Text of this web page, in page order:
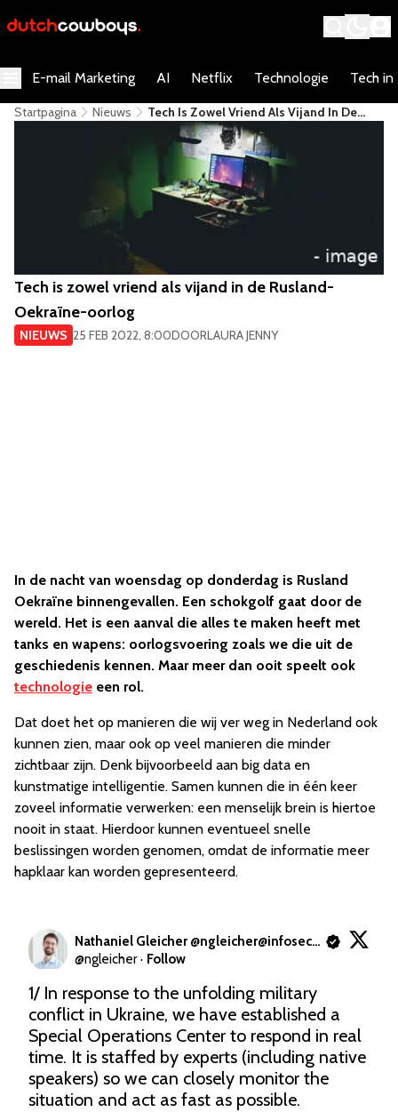
E-mail Marketing AI Netflix Technologie Tech in
Startpagina Nieuws
​Tech Is Zowel Vriend Als Vijand In De
Rusland-Oekraïne-Oorlog
​Tech is zowel vriend als vijand in de Rusland-
Oekraïne-oorlog
NIEUWS 25 FEB 2022, 8:00DOORLAURA JENNY
In de nacht van woensdag op donderdag is Rusland
Oekraïne binnengevallen. Een schokgolf gaat door de
wereld. Het is een aanval die alles te maken heeft met
tanks en wapens: oorlogsvoering zoals we die uit de
geschiedenis kennen. Maar meer dan ooit speelt ook
technologie een rol.
Dat doet het op manieren die wij ver weg in Nederland ook
kunnen zien, maar ook op veel manieren die minder
zichtbaar zijn. Denk bijvoorbeeld aan big data en
kunstmatige intelligentie. Samen kunnen die in één keer
zoveel informatie verwerken: een menselijk brein is hiertoe
nooit in staat. Hierdoor kunnen eventueel snelle
beslissingen worden genomen, omdat de informatie meer
hapklaar kan worden gepresenteerd.
Nathaniel Gleicher @ngleicher@infosec.exchange
@ngleicher · Follow
1/ In response to the unfolding military
conflict in Ukraine, we have established a
Special Operations Center to respond in real
time. It is staffed by experts (including native
speakers) so we can closely monitor the
situation and act as fast as possible.